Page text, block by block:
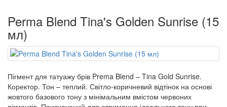
Perma Blend Tina's Golden Sunrise (15
мл)
Пігмент для татуажу брів Prema Blend – Tina Gold Sunrise.
Коректор. Тон – теплий. Світло-коричневий відтінок на основі
жовтого базового тону з мінімальним вмістом червоних